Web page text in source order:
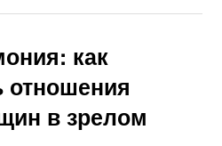
как
отношения
в зрелом